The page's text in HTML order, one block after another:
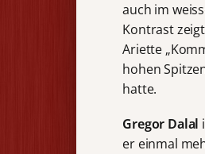
auch im
Kontrast
Ariette
hohen
hatte.
Gregor Dalal
er einmal